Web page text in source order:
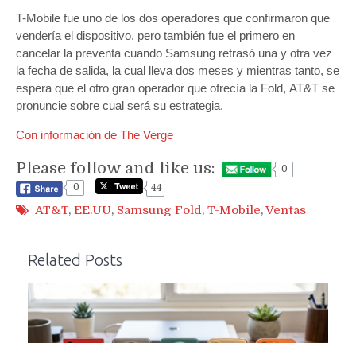
T-Mobile fue uno de los dos operadores que confirmaron que
vendería el dispositivo, pero también fue el primero en
cancelar la preventa cuando Samsung retrasó una y otra vez
la fecha de salida, la cual lleva dos meses y mientras tanto, se
espera que el otro gran operador que ofrecía la Fold, AT&T se
pronuncie sobre cual será su estrategia.
Con información de The Verge
Please follow and like us:
0
0
44
AT&T, EE.UU, Samsung Fold, T-Mobile,Ventas
Related Posts